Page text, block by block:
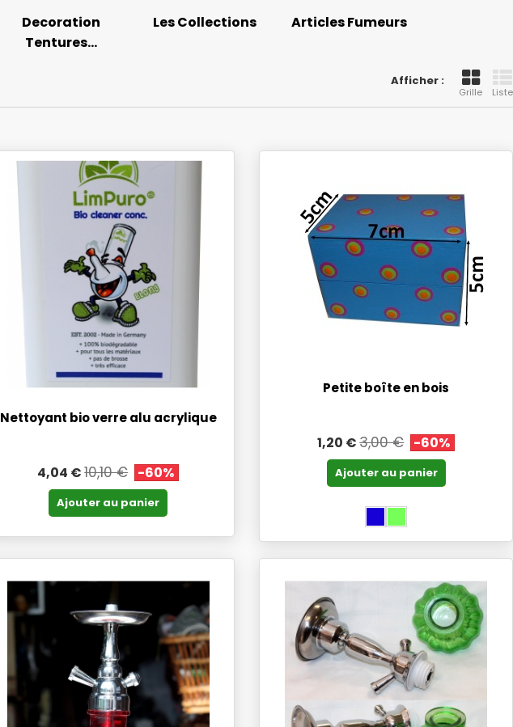
Decoration
Tentures...
Les Collections Articles Fumeurs
Afficher :
Grille Liste
Nettoyant bio verre alu acrylique
4,04 €10,10 € -60%
Ajouter au panier
Petite boîte en bois
1,20 €3,00 € -60%
Ajouter au panier